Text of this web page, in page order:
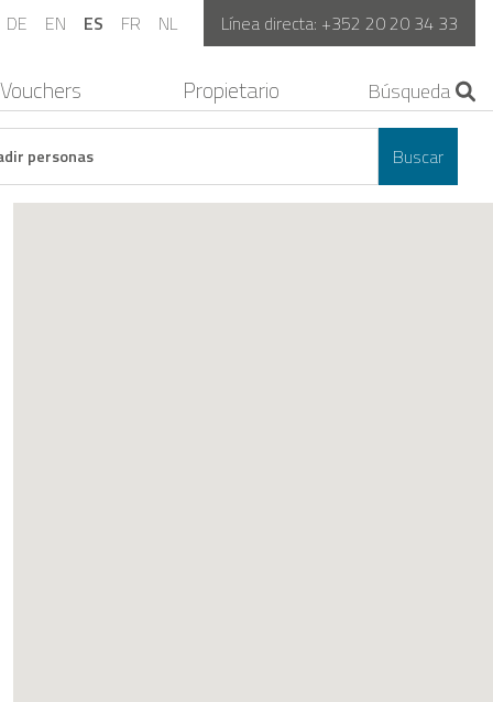
DE EN ES FR NL Línea directa: +352 20 20 34 33
Vouchers Propietario
personas Buscar